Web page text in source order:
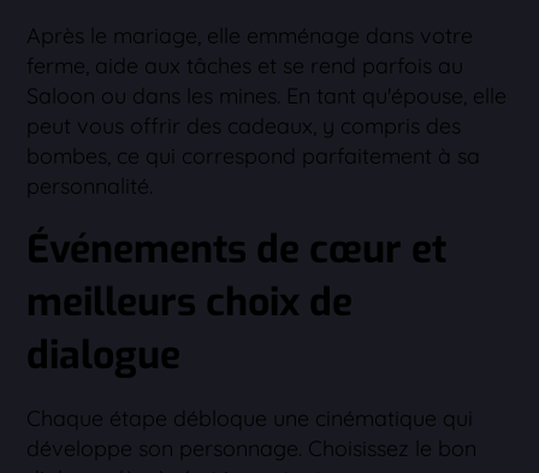
Après le mariage, elle emménage dans votre
ferme, aide aux tâches et se rend parfois au
Saloon ou dans les mines. En tant qu'épouse, elle
peut vous offrir des cadeaux, y compris des
bombes, ce qui correspond parfaitement à sa
personnalité.
Événements de cœur et
meilleurs choix de
dialogue
Chaque étape débloque une cinématique qui
développe son personnage. Choisissez le bon